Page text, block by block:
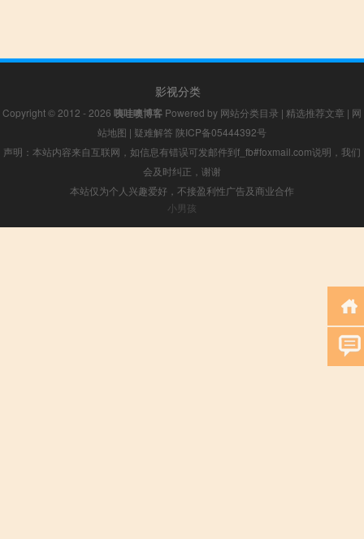
影视分类
Copyright © 2012 - 2026 咦哇噢博客 Powered by 网站分类目录 | 精选推荐文章 | 网
站地图 | 疑难解答 陕ICP备05444392号
声明：本站内容来自互联网，如信息有错误可发邮件到f_fb#foxmail.com说明，我们
会及时纠正，谢谢
本站仅为个人兴趣爱好，不接盈利性广告及商业合作
小男孩